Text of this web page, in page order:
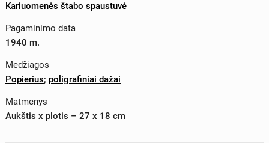
Kariuomenės štabo spaustuvė
Pagaminimo data
1940 m.
Medžiagos
Popierius; poligrafiniai dažai
Matmenys
Aukštis x plotis – 27 x 18 cm